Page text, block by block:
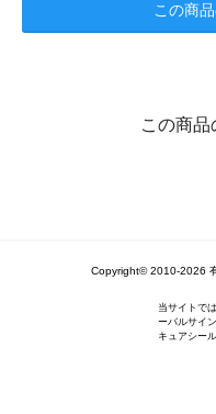
この商
この商
Copyright© 2010-2026
当サイトで
ーバルサイ
キュアシー